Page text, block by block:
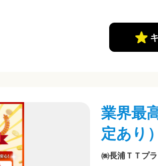
業界最
定あり
㈱長浦ＴＴプ